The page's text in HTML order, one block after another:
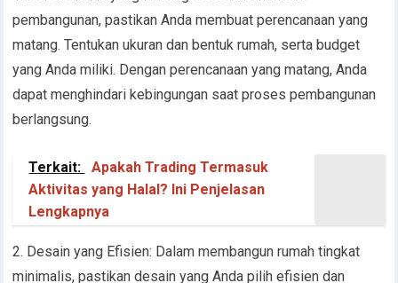
pembangunan, pastikan Anda membuat perencanaan yang
matang. Tentukan ukuran dan bentuk rumah, serta budget
yang Anda miliki. Dengan perencanaan yang matang, Anda
dapat menghindari kebingungan saat proses pembangunan
berlangsung.
Terkait:
Apakah Trading Termasuk
Aktivitas yang Halal? Ini Penjelasan
Lengkapnya
2. Desain yang Efisien: Dalam membangun rumah tingkat
minimalis, pastikan desain yang Anda pilih efisien dan